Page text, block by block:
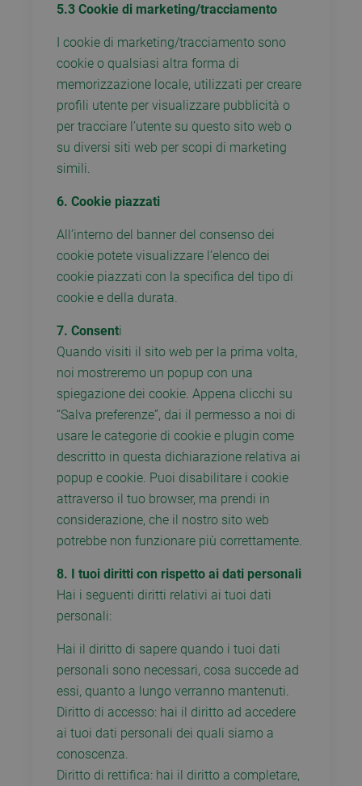
5.3 Cookie di marketing/tracciamento
I cookie di marketing/tracciamento sono
cookie o qualsiasi altra forma di
memorizzazione locale, utilizzati per creare
profili utente per visualizzare pubblicità o
per tracciare l’utente su questo sito web o
su diversi siti web per scopi di marketing
simili.
6. Cookie piazzati
All’interno del banner del consenso dei
cookie potete visualizzare l’elenco dei
cookie piazzati con la specifica del tipo di
cookie e della durata.
7. Consenti
Quando visiti il sito web per la prima volta,
noi mostreremo un popup con una
spiegazione dei cookie. Appena clicchi su
“Salva preferenze”, dai il permesso a noi di
usare le categorie di cookie e plugin come
descritto in questa dichiarazione relativa ai
popup e cookie. Puoi disabilitare i cookie
attraverso il tuo browser, ma prendi in
considerazione, che il nostro sito web
potrebbe non funzionare più correttamente.
8. I tuoi diritti con rispetto ai dati personali
Hai i seguenti diritti relativi ai tuoi dati
personali:
Hai il diritto di sapere quando i tuoi dati
personali sono necessari, cosa succede ad
essi, quanto a lungo verranno mantenuti.
Diritto di accesso: hai il diritto ad accedere
ai tuoi dati personali dei quali siamo a
conoscenza.
Diritto di rettifica: hai il diritto a completare,